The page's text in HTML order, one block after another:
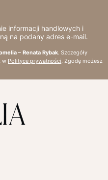
informacji handlowych i
na podany adres e-mail.
– Renata Rybak. Szczegóły
w Polityce prywatności. Zgodę możesz